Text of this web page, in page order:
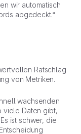
wir automatisch
abgedeckt.“
Ratschlag
von Metriken.
wachsenden
viele Daten gibt,
ist schwer, die